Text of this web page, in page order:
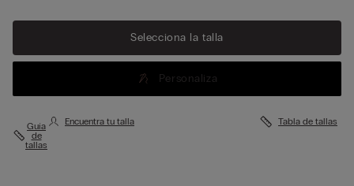
Selecciona la talla
Personaliza
Guía
de
tallas
Encuentra tu talla Tabla de tallas